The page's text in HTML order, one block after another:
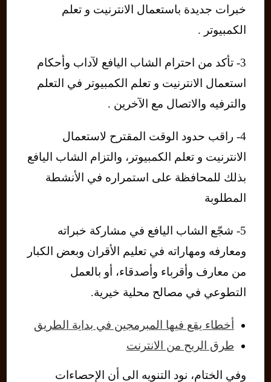
خبرات جديدة باستعمال الانترنيت و تعلم
الكمبيوتر .
3- تأكد من احترام الشاب اليافع لآداب وأحكام
استعمال الانترنيت و تعلم الكمبيوتر في التعلم
والترفيه والاتصال مع الآخرين .
4- راقب حدود الوقت المقترح لاستعمال
الانترنيت و تعلم الكمبيوتر، والتزام الشاب اليافع
بذلك للمحافظة على استمراره في الأنشطة
المطلوبة
5- شجّع الشاب اليافع في مشاركة خبراته
ومعارفه ومهاراته في تعليم الأقران وبعض الكبار
من معارف وأقرباء وأصدقاء، أو بالعمل
التطوعي في مصالح محلية خيرية.
أخطاء يقع فيها المبرمجين في بداية الطريق
طرق الربح من الانترنت
وفي الختام، نود التنويه الى أن الإحصاءات